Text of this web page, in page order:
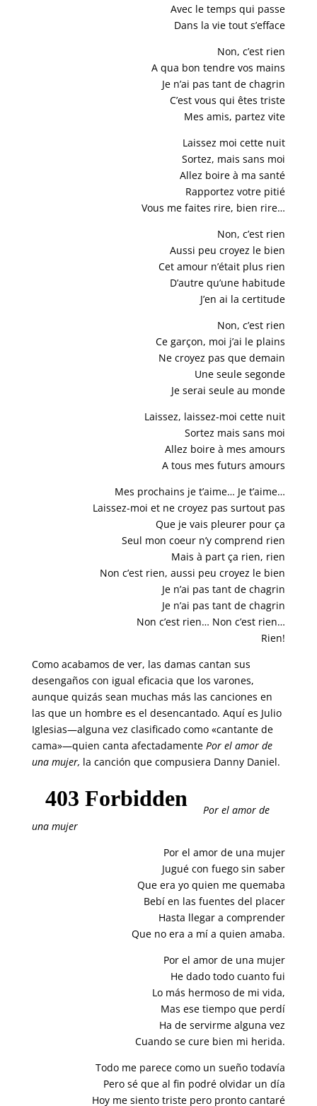
Avec le temps qui passe
Dans la vie tout s’efface
Non, c’est rien
A qua bon tendre vos mains
Je n’ai pas tant de chagrin
C’est vous qui êtes triste
Mes amis, partez vite
Laissez moi cette nuit
Sortez, mais sans moi
Allez boire à ma santé
Rapportez votre pitié
Vous me faites rire, bien rire…
Non, c’est rien
Aussi peu croyez le bien
Cet amour n’était plus rien
D’autre qu’une habitude
J’en ai la certitude
Non, c’est rien
Ce garçon, moi j’ai le plains
Ne croyez pas que demain
Une seule segonde
Je serai seule au monde
Laissez, laissez-moi cette nuit
Sortez mais sans moi
Allez boire à mes amours
A tous mes futurs amours
Mes prochains je t’aime… Je t’aime…
Laissez-moi et ne croyez pas surtout pas
Que je vais pleurer pour ça
Seul mon coeur n’y comprend rien
Mais à part ça rien, rien
Non c’est rien, aussi peu croyez le bien
Je n’ai pas tant de chagrin
Je n’ai pas tant de chagrin
Non c’est rien… Non c’est rien…
Rien!
Como acabamos de ver, las damas cantan sus
desengaños con igual eficacia que los varones,
aunque quizás sean muchas más las canciones en
las que un hombre es el desencantado. Aquí es Julio
Iglesias—alguna vez clasificado como «cantante de
cama»—quien canta afectadamente Por el amor de
una mujer, la canción que compusiera Danny Daniel.
Por el amor de
una mujer
Por el amor de una mujer
Jugué con fuego sin saber
Que era yo quien me quemaba
Bebí en las fuentes del placer
Hasta llegar a comprender
Que no era a mí a quien amaba.
Por el amor de una mujer
He dado todo cuanto fui
Lo más hermoso de mi vida,
Mas ese tiempo que perdí
Ha de servirme alguna vez
Cuando se cure bien mi herida.
Todo me parece como un sueño todavía
Pero sé que al fin podré olvidar un día
Hoy me siento triste pero pronto cantaré